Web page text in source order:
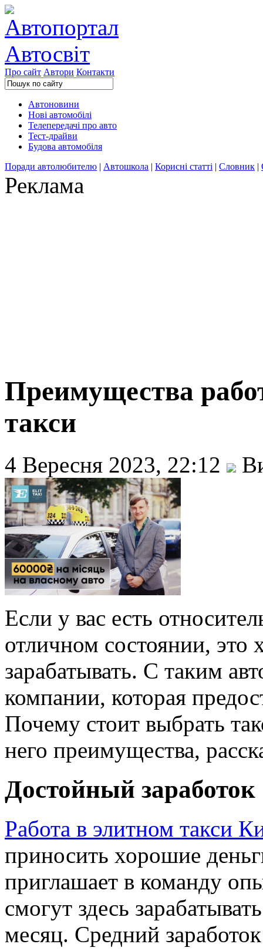
Про сайт Автори Контакти
Автоновини
Нові автомобілі
Телепередачі про авто
Тест-драйви
Будова автомобіля
Поради автолюбителю | Автошкола | Корисні статті | Словник |
Реклама
Преимущества
такси
4 Вересня 2023, 22:12
Если у вас есть
отличном состоянии,
зарабатывать. С таким
компании, которая
Почему стоит выбрать
него преимущества,
Достойный заработок
Работа в элитном такси
приносить хорошие
приглашает в команду
смогут здесь
месяц. Средний